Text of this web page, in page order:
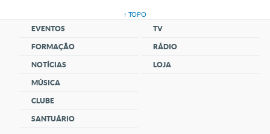
↑ TOPO
EVENTOS
FORMAÇÃO
NOTÍCIAS
MÚSICA
CLUBE
SANTUÁRIO
TV
RÁDIO
LOJA